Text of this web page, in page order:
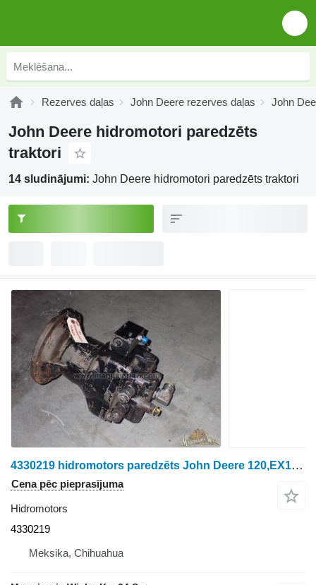
Rezerves daļas John Deere rezerves daļas John
John Deere hidromotori paredzēts
traktori
14 sludinājumi: John Deere hidromotori paredzēts traktori
4330219 hidromotors paredzēts John Deere 120,EX120,4045 riteņtraktora
Cena pēc pieprasījuma
Hidromotors
4330219
Meksika, Chihuahua